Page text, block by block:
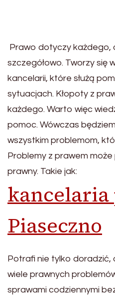
Prawo dotyczy każdego,
szczegółowo. Tworzy się
kancelarii, które służą
sytuacjach. Kłopoty z
każdego. Warto więc
pomoc. Wówczas
wszystkim problemom,
Problemy z prawem
prawny. Takie jak:
Piaseczno
Potrafi nie tylko doradzić,
wiele prawnych
sprawami codziennymi